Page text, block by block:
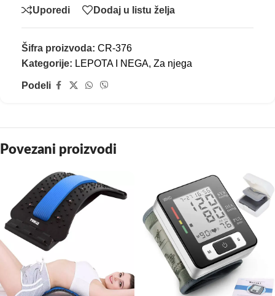
Uporedi Dodaj u listu želja
Šifra proizvoda: CR-376
Kategorije: LEPOTA I NEGA, Za njega
Podeli
Povezani proizvodi